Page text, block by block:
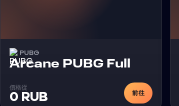
PUBG
Arcane PUBG Full
價格從
0 RUB 前往